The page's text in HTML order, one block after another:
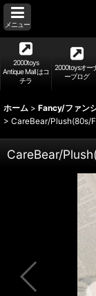
メニュー
2000toys
Antique Mall はコ
チラ
2000toysオー
ーブログ
ホーム > Fancy/ファン
> CareBear/Plush(80s/
CareBear/